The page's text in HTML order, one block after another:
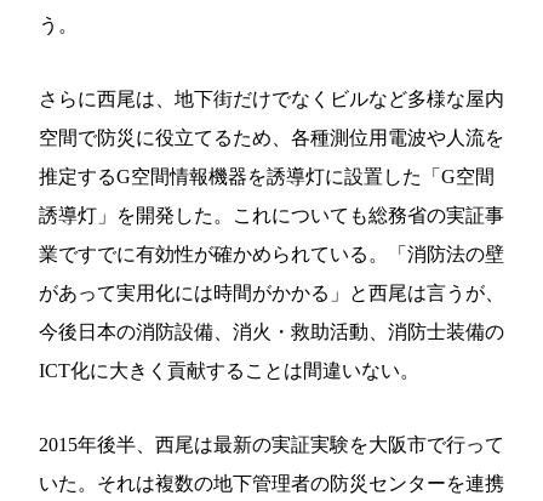
う。
さらに西尾は、地下街だけでなくビルなど多様な屋内
空間で防災に役立てるため、各種測位用電波や人流を
推定するG空間情報機器を誘導灯に設置した「G空間
誘導灯」を開発した。これについても総務省の実証事
業ですでに有効性が確かめられている。「消防法の壁
があって実用化には時間がかかる」と西尾は言うが、
今後日本の消防設備、消火・救助活動、消防士装備の
ICT化に大きく貢献することは間違いない。
2015年後半、西尾は最新の実証実験を大阪市で行って
いた。それは複数の地下管理者の防災センターを連携